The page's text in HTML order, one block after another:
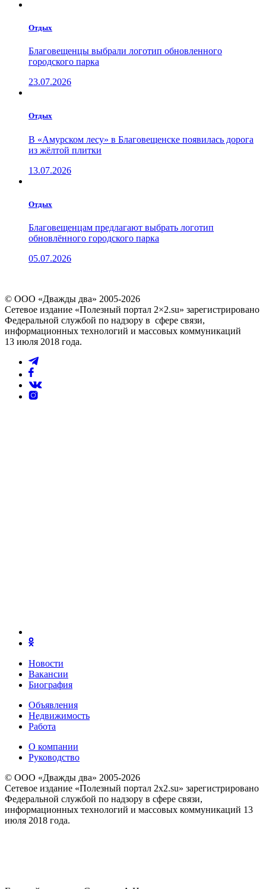
Отдых
Благовещенцы выбрали логотип обновленного
городского парка
23.07.2026
Отдых
В «Амурском лесу» в Благовещенске появилась дорога
из жёлтой плитки
13.07.2026
Отдых
Благовещенцам предлагают выбрать логотип
обновлённого городского парка
05.07.2026
© ООО «Дважды два» 2005-2026
Сетевое издание «Полезный портал 2×2.su» зарегистрировано
Федеральной службой по надзору в сфере связи,
информационных технологий и массовых коммуникаций
13 июля 2018 года.
Новости
Вакансии
Биография
Объявления
Недвижимость
Работа
О компании
Руководство
© ООО «Дважды два» 2005-2026
Сетевое издание «Полезный портал 2x2.su» зарегистрировано
Федеральной службой по надзору в сфере связи,
информационных технологий и массовых коммуникаций 13
июля 2018 года.